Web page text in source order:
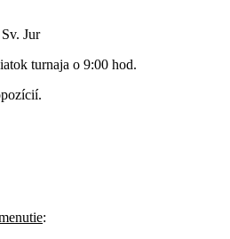
Jur
turnaja o 9:00 hod.
: